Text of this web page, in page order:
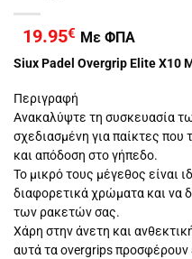
19.95€ Με ΦΠΑ
Siux Padel Overgrip Elite X10
Περιγραφή
Ανακαλύψτε τη συσκευασία
σχεδιασμένη για παίκτες που
και απόδοση στο γήπεδο.
Το μικρό τους μέγεθος είναι
διαφορετικά χρώματα και να
των ρακετών σας.
Χάρη στην άνετη και
αυτά τα overgrips